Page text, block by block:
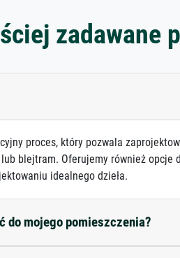
proces, który pozwala
blejtram. Oferujemy również
idealnego dzieła.
do mojego pomieszczenia?